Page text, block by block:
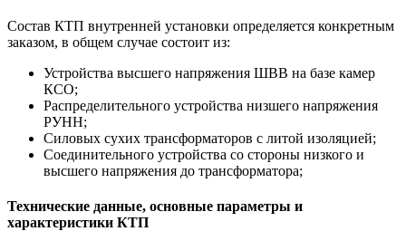
Состав КТП внутренней установки определяется конкретным
заказом, в общем случае состоит из:
Устройства высшего напряжения ШВВ на базе камер
КСО;
Распределительного устройства низшего напряжения
РУНН;
Силовых сухих трансформаторов с литой изоляцией;
Соединительного устройства со стороны низкого и
высшего напряжения до трансформатора;
Технические данные, основные параметры и
характеристики КТП